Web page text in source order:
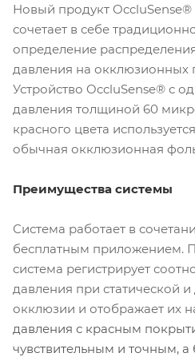
Новый продукт
сочетает в себе
определение
давления на окклюзионных
Устройство OccluSense® с
давления толщиной 60
красного цвета
обычная окклюзионная
Преимущества системы
Система работает в
бесплатным приложением.
система регистрирует
давления при статической
окклюзии и отображает их
давления с красным
чувствительным и точным, а